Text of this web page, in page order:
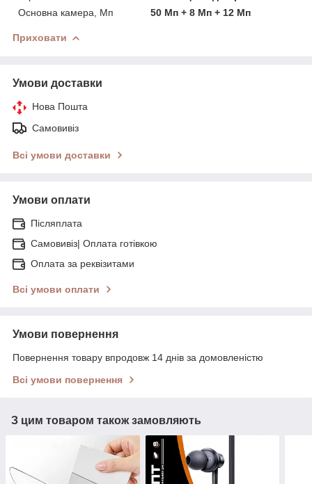
Основна камера, Мп
50 Мп + 8 Мп + 12 Мп
Приховати
Умови доставки
Нова Пошта
Самовивіз
Всі умови доставки
Умови оплати
Післяплата
Самовивіз| Оплата готівкою
Оплата за реквізитами
Всі умови оплати
Умови повернення
Повернення товару впродовж 14 днів за домовленістю
Всі умови повернення
З цим товаром також замовляють